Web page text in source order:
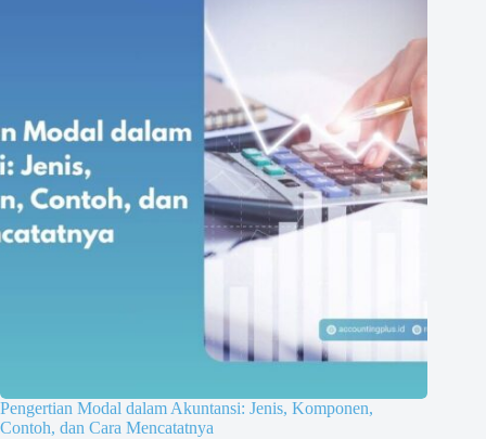
Pengertian Modal dalam Akuntansi: Jenis, Komponen,
Contoh, dan Cara Mencatatnya